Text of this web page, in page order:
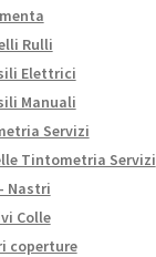
Rulli
Elettrici
Manuali
Servizi
Tintometria Servizi
Nastri
Colle
coperture